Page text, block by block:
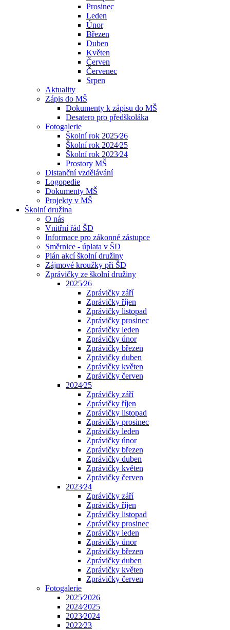
Prosinec
Leden
Únor
Březen
Duben
Květen
Červen
Červenec
Srpen
Aktuality
Zápis do MŠ
Dokumenty k zápisu do MŠ
Desatero pro předškoláka
Fotogalerie
Školní rok 2025⁄26
Školní rok 2024⁄25
Školní rok 2023⁄24
Prostory MŠ
Distanční vzdělávání
Logopedie
Dokumenty MŠ
Projekty v MŠ
Školní družina
O nás
Vnitřní řád ŠD
Informace pro zákonné zástupce
Směrnice - úplata v ŠD
Plán akcí školní družiny
Zájmové kroužky při ŠD
Zprávičky ze školní družiny
2025⁄26
Zprávičky září
Zprávičky říjen
Zprávičky listopad
Zprávičky prosinec
Zprávičky leden
Zprávičky únor
Zprávičky březen
Zprávičky duben
Zprávičky květen
Zprávičky červen
2024⁄25
Zprávičky září
Zprávičky říjen
Zprávičky listopad
Zprávičky prosinec
Zprávičky leden
Zprávičky únor
Zprávičky březen
Zprávičky duben
Zprávičky květen
Zprávičky červen
2023⁄24
Zprávičky září
Zprávičky říjen
Zprávičky listopad
Zprávičky prosinec
Zprávičky leden
Zprávičky únor
Zprávičky březen
Zprávičky duben
Zprávičky květen
Zprávičky červen
Fotogalerie
2025⁄2026
2024⁄2025
2023⁄2024
2022⁄23